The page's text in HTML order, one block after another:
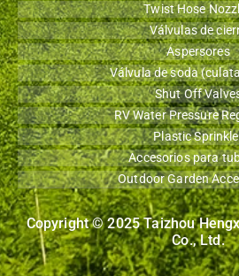
Twist Hose
Válvulas de
Aspersores
Válvula de soda
Shut Off
RV Water Pressure
Plastic
Accesorios para
Outdoor Garden
Copyright © 2025 Taizhou
Co., Ltd.